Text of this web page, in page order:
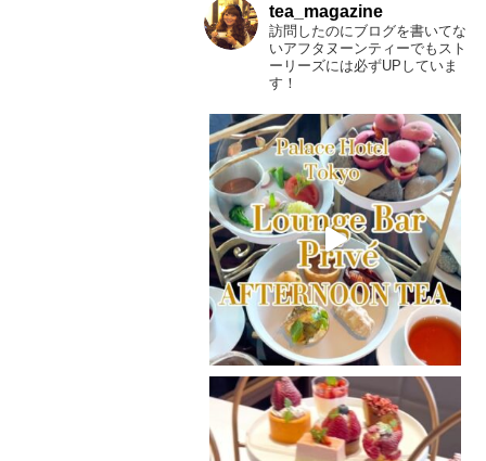
tea_magazine
訪問したのにブログを書いてな
いアフタヌーンティーでもスト
ーリーズには必ずUPしていま
す！